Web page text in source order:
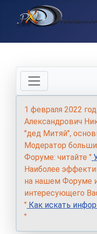
1 февраля 2022
Александрович
"дед Митяй",
Модератор
Форуме: читайте "
Наиболее
на нашем Форуме
интересующего
" Как искать
"